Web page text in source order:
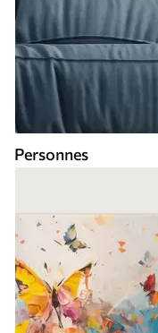
Personnes